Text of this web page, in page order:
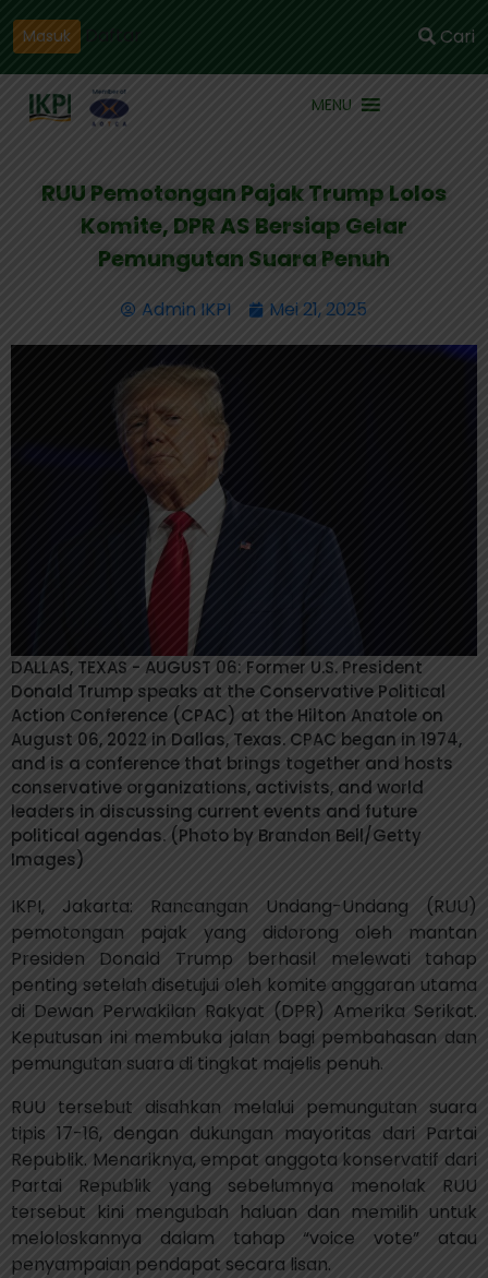
Masuk Cari
MENU
RUU Pemotongan Pajak Trump Lolos
Komite, DPR AS Bersiap Gelar
Pemungutan Suara Penuh
Admin IKPI Mei 21, 2025
DALLAS, TEXAS - AUGUST 06: Former U.S. President
Donald Trump speaks at the Conservative Political
Action Conference (CPAC) at the Hilton Anatole on
August 06, 2022 in Dallas, Texas. CPAC began in 1974,
and is a conference that brings together and hosts
conservative organizations, activists, and world
leaders in discussing current events and future
political agendas. (Photo by Brandon Bell/Getty
Images)
IKPI, Jakarta: Rancangan Undang-Undang (RUU)
pemotongan pajak yang didorong oleh mantan
Presiden Donald Trump berhasil melewati tahap
penting setelah disetujui oleh komite anggaran utama
di Dewan Perwakilan Rakyat (DPR) Amerika Serikat.
Keputusan ini membuka jalan bagi pembahasan dan
pemungutan suara di tingkat majelis penuh.
RUU tersebut disahkan melalui pemungutan suara
tipis 17-16, dengan dukungan mayoritas dari Partai
Republik. Menariknya, empat anggota konservatif dari
Partai Republik yang sebelumnya menolak RUU
tersebut kini mengubah haluan dan memilih untuk
meloloskannya dalam tahap “voice vote” atau
penyampaian pendapat secara lisan.